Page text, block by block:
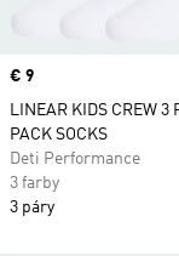
Price
€ 9
LINEAR KIDS CREW 3
PACK SOCKS
Deti Performance
3 farby
3 páry